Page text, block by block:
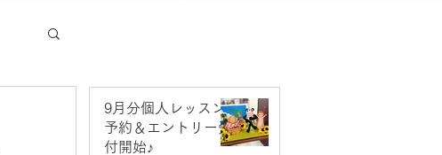
9月分個人レッスン
予約＆エントリー受
付開始♪